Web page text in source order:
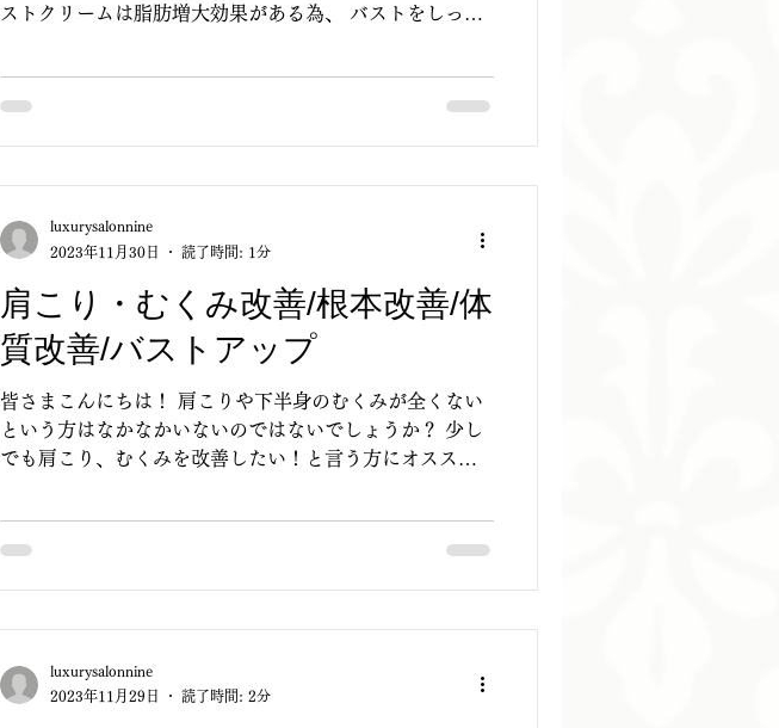
ストクリームは脂肪増大効果がある為、 バストをしっか
肩こり・むくみ改善/根本改善/体
質改善/バストアップ
皆さまこんにちは！ 肩こりや下半身のむくみが全くない
という方はなかなかいないのではないでしょうか？ 少し
でも肩こり、むくみを改善したい！と言う方にオススメ
善...
luxurysalonnine
2023年11月30日
読了時間: 1分
luxurysalonnine
2023年11月29日
読了時間: 2分